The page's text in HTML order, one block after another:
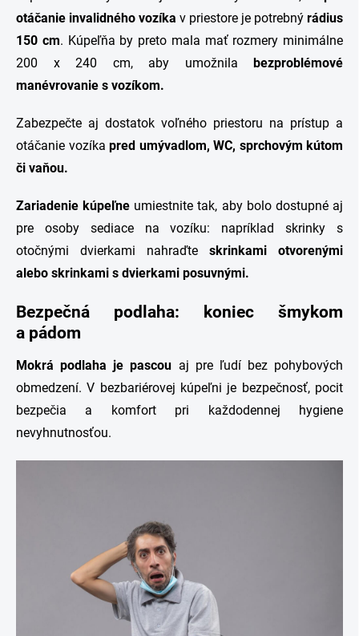
otáčanie invalidného vozíka v priestore je potrebný rádius
150 cm. Kúpeľňa by preto mala mať rozmery minimálne
200 x 240 cm, aby umožnila bezproblémové
manévrovanie s vozíkom.
Zabezpečte aj dostatok voľného priestoru na prístup a
otáčanie vozíka pred umývadlom, WC, sprchovým kútom
či vaňou.
Zariadenie kúpeľne umiestnite tak, aby bolo dostupné aj
pre osoby sediace na vozíku: napríklad skrinky s
otočnými dvierkami nahraďte skrinkami otvorenými
alebo skrinkami s dvierkami posuvnými.
Bezpečná podlaha: koniec šmykom
a pádom
Mokrá podlaha je pascou aj pre ľudí bez pohybových
obmedzení. V bezbariérovej kúpeľni je bezpečnosť, pocit
bezpečia a komfort pri každodennej hygiene
nevyhnutnosťou.